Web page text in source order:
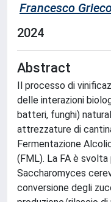
Francesco
2024
Abstract
Il processo di
delle interazioni
batteri, funghi)
attrezzature di
Fermentazione
(FML). La FA è
Saccharomyces
conversione degli